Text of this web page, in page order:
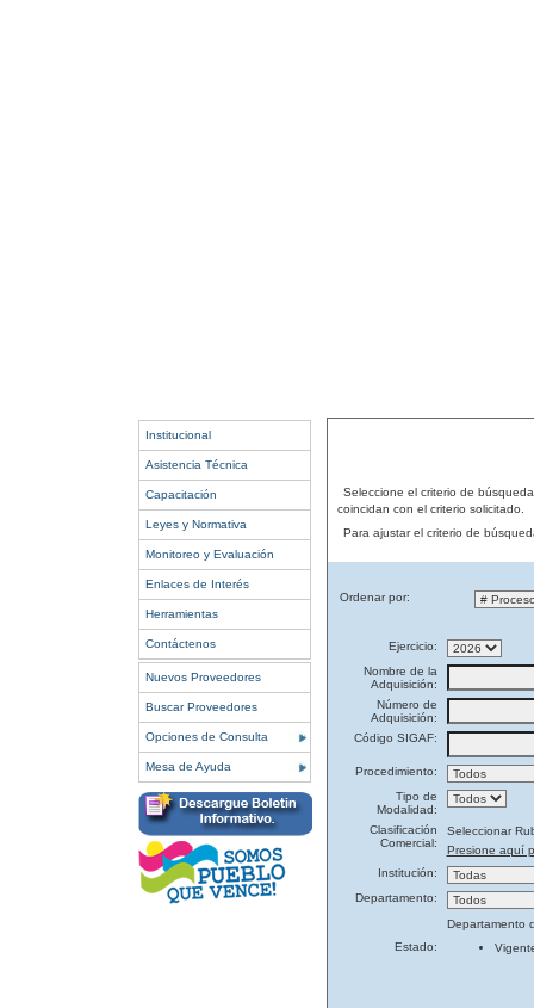
Institucional
Asistencia Técnica
Capacitación
Leyes y Normativa
Monitoreo y Evaluación
Enlaces de Interés
Herramientas
Contáctenos
Nuevos Proveedores
Buscar Proveedores
Opciones de Consulta
Mesa de Ayuda
Seleccione el criterio de
coincidan con el criterio solicitado.
Para ajustar el criterio de
Ordenar por:
Ejercicio:
Nombre de la
Adquisición:
Número de
Adquisición:
Código SIGAF:
Procedimiento:
Tipo de
Modalidad:
Clasificación
Comercial:
Seleccionar
Presione aquí
Institución:
Departamento:
Departamento
Estado: